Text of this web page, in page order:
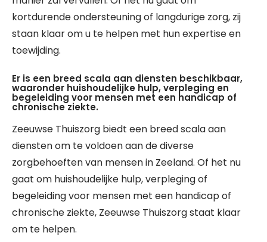
kortdurende ondersteuning of langdurige zorg, zij
staan klaar om u te helpen met hun expertise en
toewijding.
Er is een breed scala aan diensten beschikbaar,
waaronder huishoudelijke hulp, verpleging en
begeleiding voor mensen met een handicap of
chronische ziekte.
Zeeuwse Thuiszorg biedt een breed scala aan
diensten om te voldoen aan de diverse
zorgbehoeften van mensen in Zeeland. Of het nu
gaat om huishoudelijke hulp, verpleging of
begeleiding voor mensen met een handicap of
chronische ziekte, Zeeuwse Thuiszorg staat klaar
om te helpen.